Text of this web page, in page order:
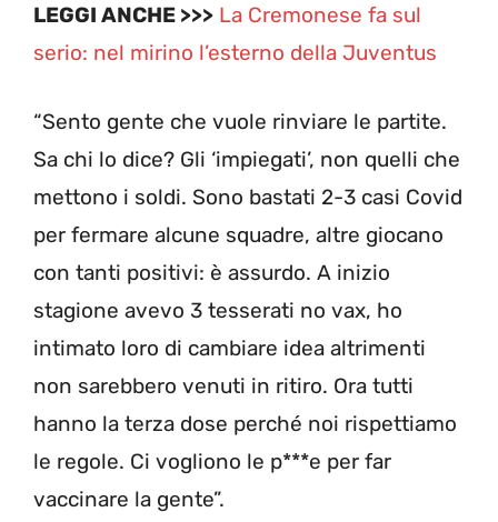
LEGGI ANCHE >>> La Cremonese fa sul
serio: nel mirino l’esterno della Juventus
“Sento gente che vuole rinviare le partite.
Sa chi lo dice? Gli ‘impiegati’, non quelli che
mettono i soldi. Sono bastati 2-3 casi Covid
per fermare alcune squadre, altre giocano
con tanti positivi: è assurdo. A inizio
stagione avevo 3 tesserati no vax, ho
intimato loro di cambiare idea altrimenti
non sarebbero venuti in ritiro. Ora tutti
hanno la terza dose perché noi rispettiamo
le regole. Ci vogliono le p***e per far
vaccinare la gente”.